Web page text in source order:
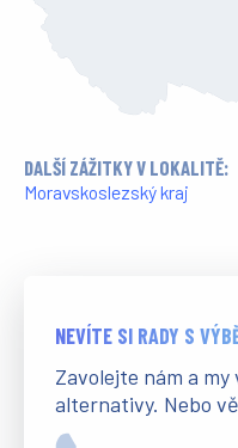
DALŠÍ ZÁŽITKY V LOKALITĚ:
Moravskoslezský kraj
NEVÍTE SI RADY S
Zavolejte nám a
alternativy. Nebo